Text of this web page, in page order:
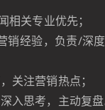
相关专业优先；
销经验，负责/深
关注营销热点；
入思考，主动复盘